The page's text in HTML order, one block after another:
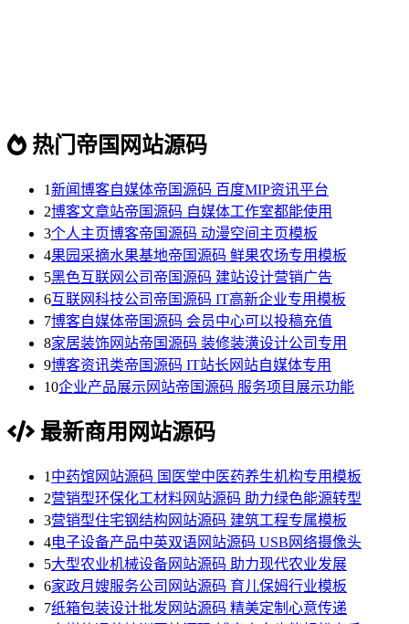
热门帝国网站源码
1新闻博客自媒体帝国源码 百度MIP资讯平台
2博客文章站帝国源码 自媒体工作室都能使用
3个人主页博客帝国源码 动漫空间主页模板
4果园采摘水果基地帝国源码 鲜果农场专用模板
5黑色互联网公司帝国源码 建站设计营销广告
6互联网科技公司帝国源码 IT高新企业专用模板
7博客自媒体帝国源码 会员中心可以投稿充值
8家居装饰网站帝国源码 装修装潢设计公司专用
9博客资讯类帝国源码 IT站长网站自媒体专用
10企业产品展示网站帝国源码 服务项目展示功能
最新商用网站源码
1 中药馆网站源码 国医堂中医药养生机构专用模板
2营销型环保化工材料网站源码 助力绿色能源转型
3营销型住宅钢结构网站源码 建筑工程专属模板
4电子设备产品中英双语网站源码 USB网络摄像头
5大型农业机械设备网站源码 助力现代农业发展
6家政月嫂服务公司网站源码 育儿保姆行业模板
7纸箱包装设计批发网站源码 精美定制心意传递